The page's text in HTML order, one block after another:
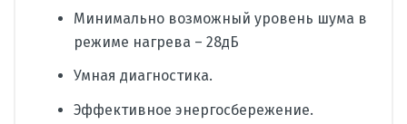
Минимально возможный уровень шума в
режиме нагрева – 28дБ
Умная диагностика.
Эффективное энергосбережение.